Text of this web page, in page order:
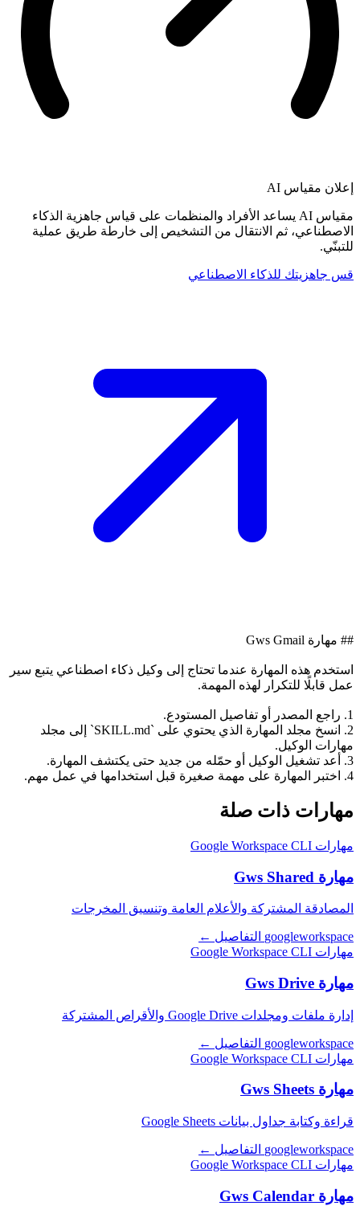
إعلان مقياس AI
مقياس AI يساعد الأفراد والمنظمات على قياس جاهزية الذكاء
الاصطناعي، ثم الانتقال من التشخيص إلى خارطة طريق عملية
للتبنّي.
قس جاهزيتك للذكاء الاصطناعي
## مهارة Gws Gmail
استخدم هذه المهارة عندما تحتاج إلى وكيل ذكاء اصطناعي يتبع سير
عمل قابلًا للتكرار لهذه المهمة.
1. راجع المصدر أو تفاصيل المستودع.
2. انسخ مجلد المهارة الذي يحتوي على `SKILL.md` إلى مجلد
مهارات الوكيل.
3. أعد تشغيل الوكيل أو حمّله من جديد حتى يكتشف المهارة.
4. اختبر المهارة على مهمة صغيرة قبل استخدامها في عمل مهم.
مهارات ذات صلة
مهارات Google Workspace CLI
مهارة Gws Shared
المصادقة المشتركة والأعلام العامة وتنسيق المخرجات
googleworkspace التفاصيل ←
مهارات Google Workspace CLI
مهارة Gws Drive
إدارة ملفات ومجلدات Google Drive والأقراص المشتركة
googleworkspace التفاصيل ←
مهارات Google Workspace CLI
مهارة Gws Sheets
قراءة وكتابة جداول بيانات Google Sheets
googleworkspace التفاصيل ←
مهارات Google Workspace CLI
مهارة Gws Calendar